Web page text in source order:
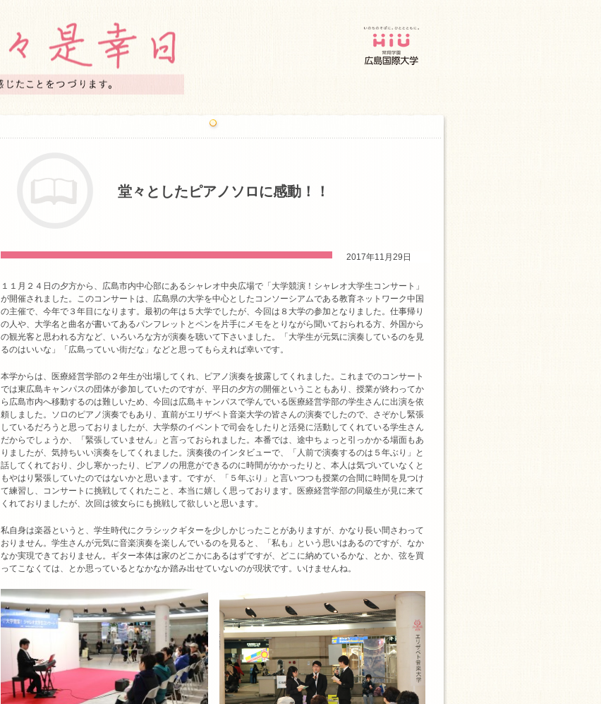
堂々としたピアノソロに感動！！
2017年11月29日
１１月２４日の夕方から、広島市内中心部にあるシャレオ中央広場で「大学競演！シャレオ大学生コンサート」
が開催されました。このコンサートは、広島県の大学を中心としたコンソーシアムである教育ネットワーク中国
の主催で、今年で３年目になります。最初の年は５大学でしたが、今回は８大学の参加となりました。仕事帰り
の人や、大学名と曲名が書いてあるパンフレットとペンを片手にメモをとりながら聞いておられる方、外国から
の観光客と思われる方など、いろいろな方が演奏を聴いて下さいました。「大学生が元気に演奏しているのを見
るのはいいな」「広島っていい街だな」などと思ってもらえれば幸いです。
本学からは、医療経営学部の２年生が出場してくれ、ピアノ演奏を披露してくれました。これまでのコンサート
では東広島キャンパスの団体が参加していたのですが、平日の夕方の開催ということもあり、授業が終わってか
ら広島市内へ移動するのは難しいため、今回は広島キャンパスで学んでいる医療経営学部の学生さんに出演を依
頼しました。ソロのピアノ演奏でもあり、直前がエリザベト音楽大学の皆さんの演奏でしたので、さぞかし緊張
しているだろうと思っておりましたが、大学祭のイベントで司会をしたりと活発に活動してくれている学生さん
だからでしょうか、「緊張していません」と言っておられました。本番では、途中ちょっと引っかかる場面もあ
りましたが、気持ちいい演奏をしてくれました。演奏後のインタビューで、「人前で演奏するのは５年ぶり」と
話してくれており、少し寒かったり、ピアノの用意ができるのに時間がかかったりと、本人は気づいていなくと
もやはり緊張していたのではないかと思います。ですが、「５年ぶり」と言いつつも授業の合間に時間を見つけ
て練習し、コンサートに挑戦してくれたこと、本当に嬉しく思っております。医療経営学部の同級生が見に来て
くれておりましたが、次回は彼女らにも挑戦して欲しいと思います。
私自身は楽器というと、学生時代にクラシックギターを少しかじったことがありますが、かなり長い間さわって
おりません。学生さんが元気に音楽演奏を楽しんでいるのを見ると、「私も」という思いはあるのですが、なか
なか実現できておりません。ギター本体は家のどこかにあるはずですが、どこに納めているかな、とか、弦を買
ってこなくては、とか思っているとなかなか踏み出せていないのが現状です。いけませんね。